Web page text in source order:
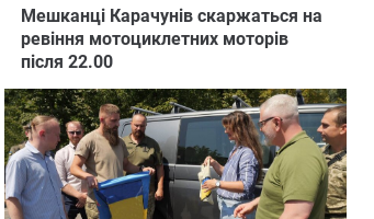
Мешканці Карачунів скаржаться на
ревіння мотоциклетних моторів
після 22.00